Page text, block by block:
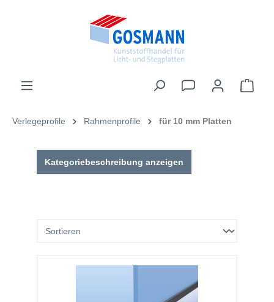
Verlegeprofile Rahmenprofile für 10 mm Platten
Kategoriebeschreibung anzeigen